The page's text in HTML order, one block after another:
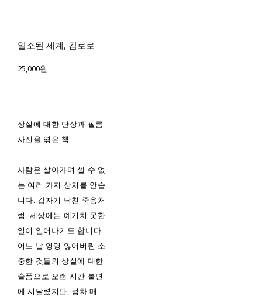
일소된 세계, 김로로
25,000원
상실에 대한 단상과 필름
사진을 엮은 책
사람은 살아가며 셀 수 없
는 여러 가지 상처를 안습
니다. 갑자기 닥친 죽음처
럼, 세상에는 예기치 못한
일이 일어나기도 합니다.
어느 날 영영 잃어버린 소
중한 것들의 상실에 대한
슬픔으로 오랜 시간 불면
에 시달렸지만, 점차 매